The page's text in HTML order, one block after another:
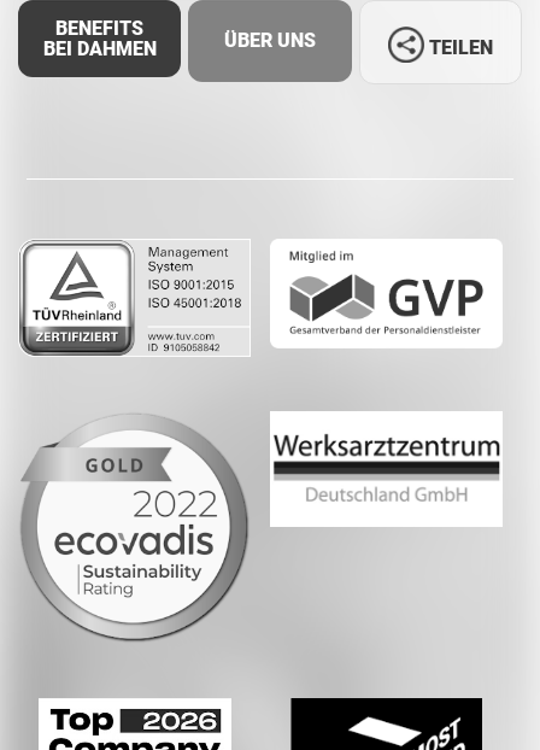
BENEFITS
BEI DAHMEN
ÜBER UNS
Whatsapp
TEILEN